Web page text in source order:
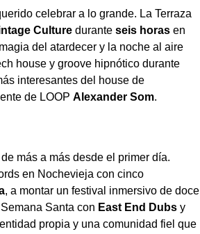
celebrar a lo grande. La Terraza
Culture durante seis horas en
del atardecer y la noche al aire
house y groove hipnótico durante
interesantes del house de
de LOOP Alexander Som.
más a más desde el primer día.
en Nochevieja con cinco
, a montar un festival inmersivo de doce
Santa con East End Dubs y
propia y una comunidad fiel que